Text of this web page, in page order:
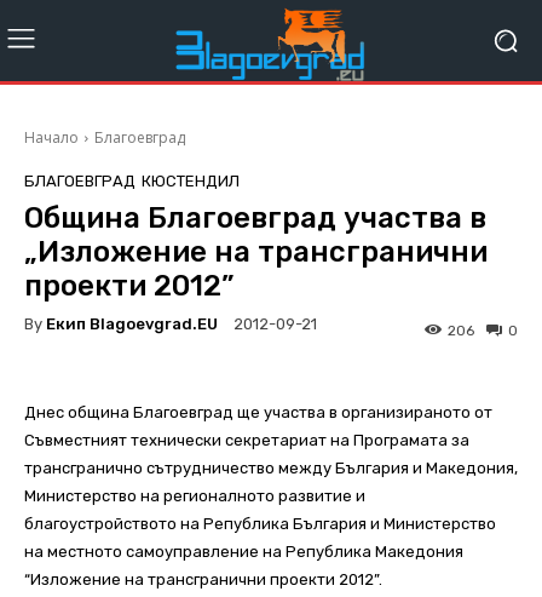
Начало Благоевград
БЛАГОЕВГРАД КЮСТЕНДИЛ
Община Благоевград участва в
„Изложение на трансгранични
проекти 2012”
By Екип Blagoevgrad.EU 2012-09-21 0
206
Днес община Благоевград ще участва в организираното от
Съвместният технически секретариат на Програмата за
трансгранично сътрудничество между България и Македония,
Министерство на регионалното развитие и
благоустройството на Република България и Министерство
на местното самоуправление на Република Македония
“Изложение на трансгранични проекти 2012”.